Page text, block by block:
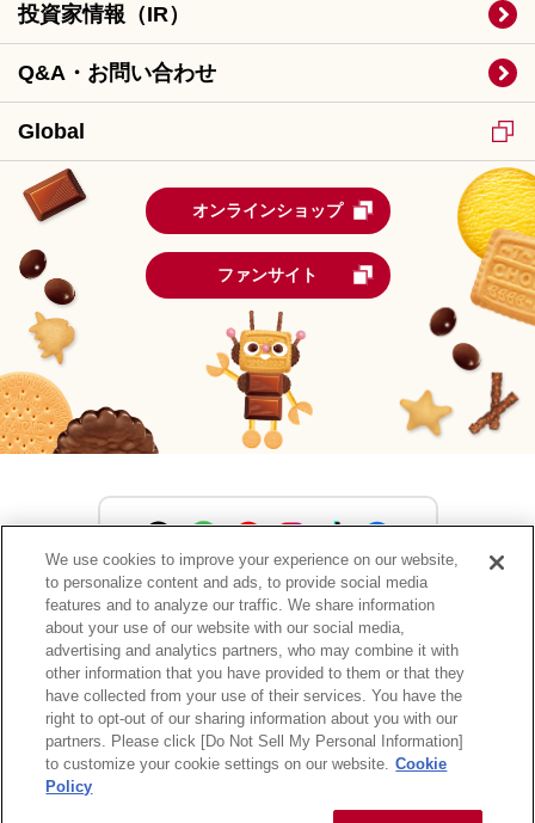
投資家情報（IR）
Q&A・お問い合わせ
Global
オンラインショップ
ファンサイト
森永製菓公式アカウント一覧
サイトマップ RSSの配信について
プライバシーポリシー
ウェブアクセシビリティ
ご利用規約 リンク
We use cookies to improve your experience on our website,
to personalize content and ads, to provide social media
features and to analyze our traffic. We share information
about your use of our website with our social media,
advertising and analytics partners, who may combine it with
other information that you have provided to them or that they
have collected from your use of their services. You have the
right to opt-out of our sharing information about you with our
partners. Please click [Do Not Sell My Personal Information]
to customize your cookie settings on our website. Cookie
Policy